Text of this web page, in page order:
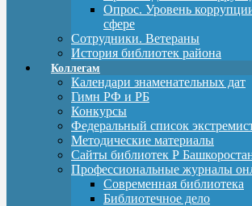
Опрос. Уровень
сфере
Сотрудники. Ветераны
История библиотек района
Коллегам
Календари знаменательных дат
Гимн РФ и РБ
Конкурсы
Федеральный список
Методические материалы
Сайты библиотек Р
Профессиональные журналы
Современная библиотека
Библиотечное дело